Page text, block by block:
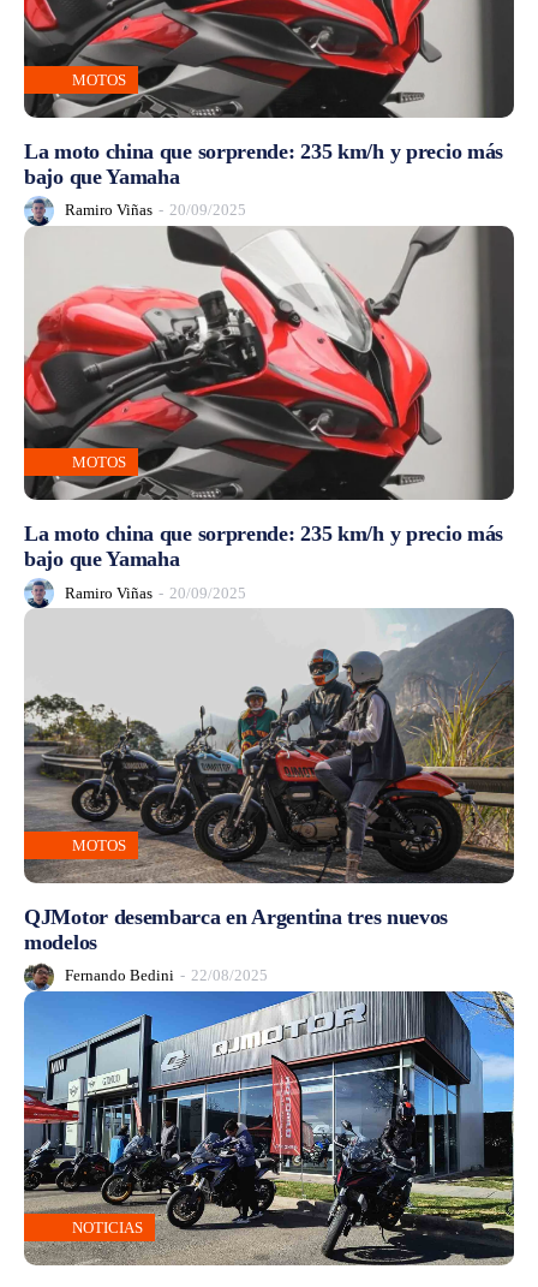
MOTOS
La moto china que sorprende: 235 km/h y precio más
bajo que Yamaha
Ramiro Viñas - 20/09/2025
MOTOS
La moto china que sorprende: 235 km/h y precio más
bajo que Yamaha
Ramiro Viñas - 20/09/2025
MOTOS
QJMotor desembarca en Argentina tres nuevos
modelos
Fernando Bedini - 22/08/2025
NOTICIAS